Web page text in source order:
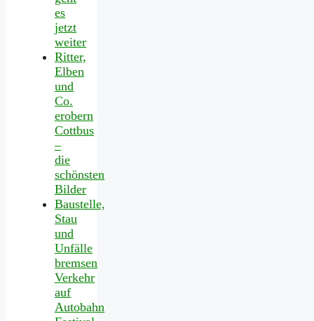
es
jetzt
weiter
Ritter,
Elben
und
Co.
erobern
Cottbus
–
die
schönsten
Bilder
Baustelle,
Stau
und
Unfälle
bremsen
Verkehr
auf
Autobahn